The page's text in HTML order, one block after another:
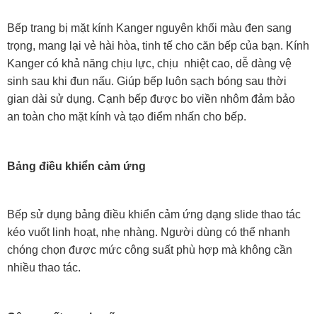
Bếp trang bị mặt kính Kanger nguyên khối màu đen sang
trọng, mang lại vẻ hài hòa, tinh tế cho căn bếp của bạn. Kính
Kanger có khả năng chịu lực, chịu nhiệt cao, dễ dàng vệ
sinh sau khi đun nấu. Giúp bếp luôn sạch bóng sau thời
gian dài sử dụng. Cạnh bếp được bo viền nhôm đảm bảo
an toàn cho mặt kính và tạo điểm nhấn cho bếp.
Bảng điều khiển cảm ứng
Bếp sử dụng bảng điều khiển cảm ứng dạng slide thao tác
kéo vuốt linh hoạt, nhẹ nhàng. Người dùng có thể nhanh
chóng chọn được mức công suất phù hợp mà không cần
nhiều thao tác.